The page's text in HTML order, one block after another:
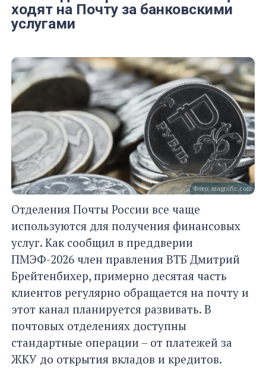
ходят на Почту за банковскими
услугами
Фото: magnific.com
Отделения Почты России все чаще
используются для получения финансовых
услуг. Как сообщил в преддверии
ПМЭФ-2026 член правления ВТБ Дмитрий
Брейтенбихер, примерно десятая часть
клиентов регулярно обращается на почту и
этот канал планируется развивать. В
почтовых отделениях доступны
стандартные операции – от платежей за
ЖКУ до открытия вкладов и кредитов.